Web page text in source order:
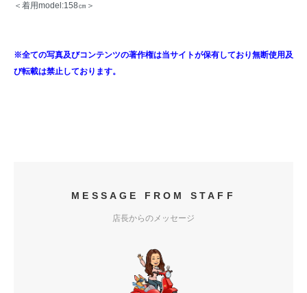
＜着用model:158㎝＞
※全ての写真及びコンテンツの著作権は当サイトが保有しており無断使用及
び転載は禁止しております。
MESSAGE FROM STAFF
店長からのメッセージ